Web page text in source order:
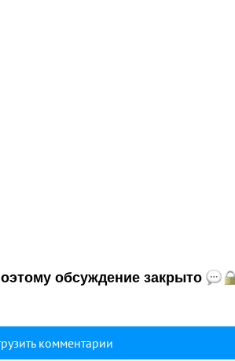
обсуждение закрыто
комментарии